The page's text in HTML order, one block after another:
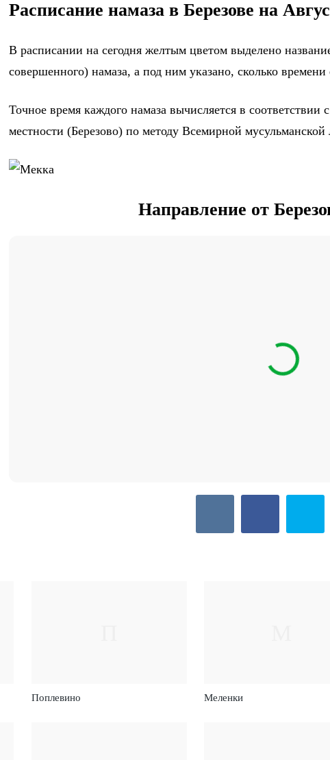
Расписание намаза в Березове на
В расписании на сегодня желтым цветом выделено
совершенного) намаза, а под ним указано, сколько
Точное время каждого намаза вычисляется в соответствии
местности (Березово) по методу Всемирной мусульманской
Направление от
Поплевино Меленки